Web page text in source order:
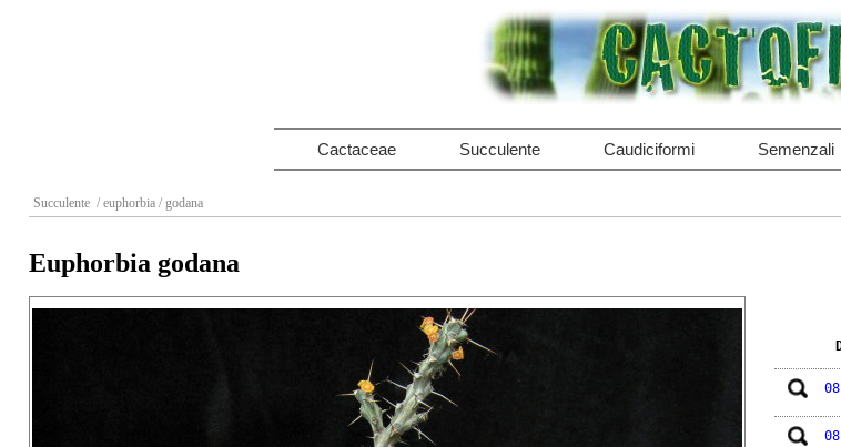
Cactaceae Succulente Caudiciformi Semenzali
Succulente / euphorbia / godana
Euphorbia godana